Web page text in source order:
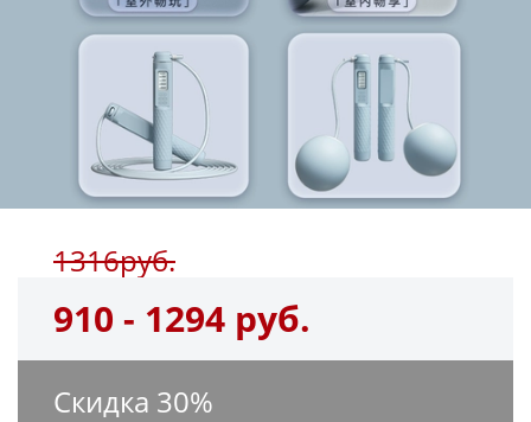
1316руб.
910 - 1294 руб.
Скидка 30%